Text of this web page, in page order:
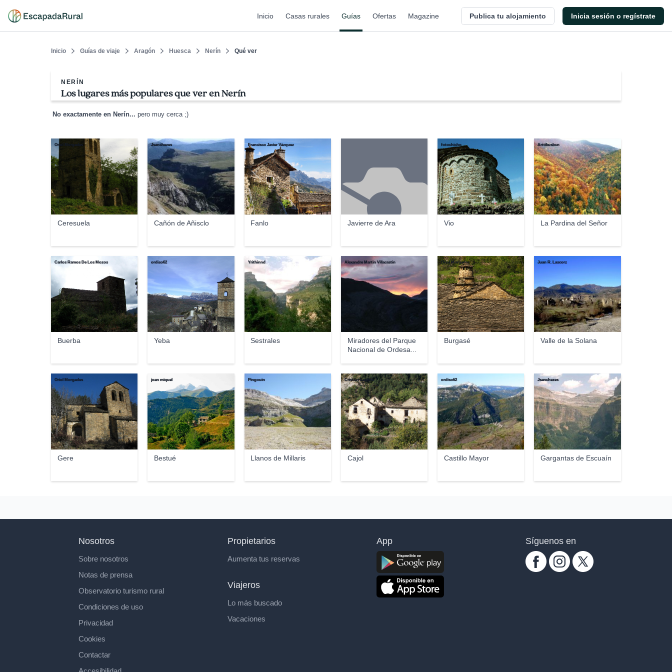
Inicio Casas rurales Guías Ofertas Magazine Publica tu alojamiento Inicia sesión o regístrate
Inicio Guías de viaje Aragón Huesca Nerín Qué ver
NERÍN
Los lugares más populares que ver en Nerín
No exactamente en Nerín... pero muy cerca ;)
Ceresuela
Oriol Morgades
Cañón de Añisclo
Jsanchezes
Fanlo
Francisco Javier Vázquez
Javierre de Ara Vio
fotochicho
La Pardina del Señor
Arttikusbcn
Buerba
Carlos Ramos De Los Mozos
Yeba
ordiso62
Sestrales
Yrithinnd
Miradores del Parque
Nacional de Ordesa...
Alexandre Martin Villacastin
Burgasé
Oriol Morgades
Valle de la Solana
Juan R. Lascorz
Gere
Oriol Morgades
Bestué
joan miquel
Llanos de Millaris
Pingouin
Cajol
Cristian Laglera
Castillo Mayor
ordiso62
Gargantas de Escuaín
Jsanchezes
Nosotros
Sobre nosotros
Notas de prensa
Observatorio turismo rural
Condiciones de uso
Privacidad
Cookies
Contactar
Propietarios
Aumenta tus reservas
Viajeros
Lo más buscado
Vacaciones
App Síguenos en